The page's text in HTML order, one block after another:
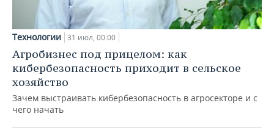
Технологии 31 июл, 00:00
Агробизнес под прицелом: как
кибербезопасность приходит в сельское
хозяйство
Зачем выстраивать кибербезопасность в агросекторе и с
чего начать